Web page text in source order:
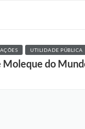
UTILIDADE PÚBLICA
Moleque do